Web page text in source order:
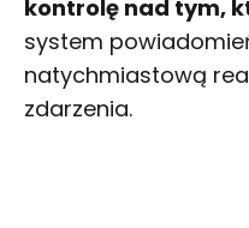
kontrolę nad tym,
system
natychmiastową
zdarzenia.